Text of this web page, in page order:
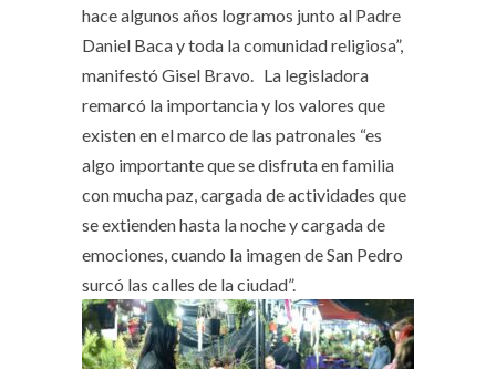
hace algunos años logramos junto al Padre
Daniel Baca y toda la comunidad religiosa”,
manifestó Gisel Bravo. La legisladora
remarcó la importancia y los valores que
existen en el marco de las patronales “es
algo importante que se disfruta en familia
con mucha paz, cargada de actividades que
se extienden hasta la noche y cargada de
emociones, cuando la imagen de San Pedro
surcó las calles de la ciudad”.